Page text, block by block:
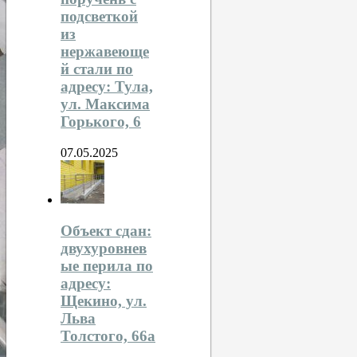
подсветкой
из
нержавеюще
й стали по
адресу: Тула,
ул. Максима
Горького, 6
07.05.2025
Объект сдан:
двухуровнев
ые перила по
адресу:
Щекино, ул.
Льва
Толстого, 66а